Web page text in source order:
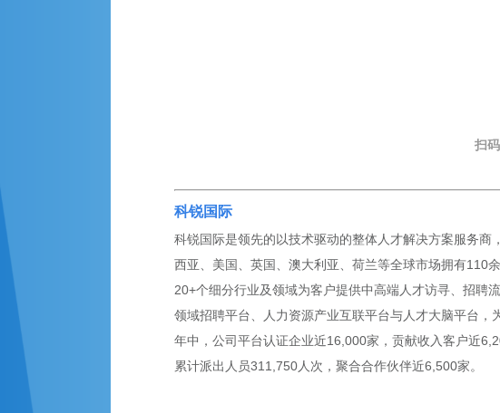
扫
科锐国际
科锐国际是领先的以技术驱动的整体人才解决方案服务
西亚、美国、英国、澳大利亚、荷兰等全球市场拥有110
20+个细分行业及领域为客户提供中高端人才访寻、招聘
领域招聘平台、人力资源产业互联平台与人才大脑平台
年中，公司平台认证企业近16,000家，贡献收入客户近
累计派出人员311,750人次，聚合合作伙伴近6,500家。